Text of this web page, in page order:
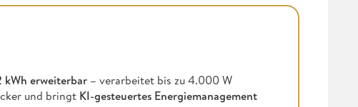
kWh erweiterbar – verarbeitet bis zu 4.000 W
und bringt KI-gesteuertes Energiemanagement